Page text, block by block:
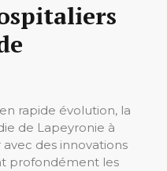
rapide évolution, la
de Lapeyronie à
avec des innovations
profondément les